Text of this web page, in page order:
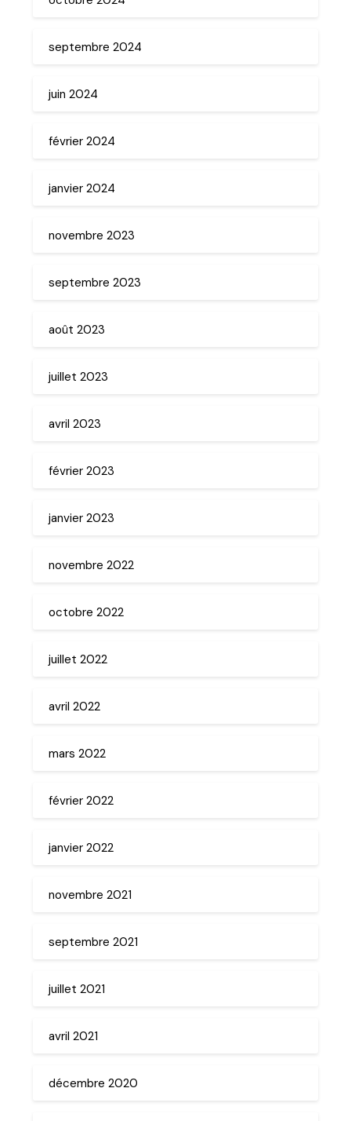
septembre 2024
juin 2024
février 2024
janvier 2024
novembre 2023
septembre 2023
août 2023
juillet 2023
avril 2023
février 2023
janvier 2023
novembre 2022
octobre 2022
juillet 2022
avril 2022
mars 2022
février 2022
janvier 2022
novembre 2021
septembre 2021
juillet 2021
avril 2021
décembre 2020